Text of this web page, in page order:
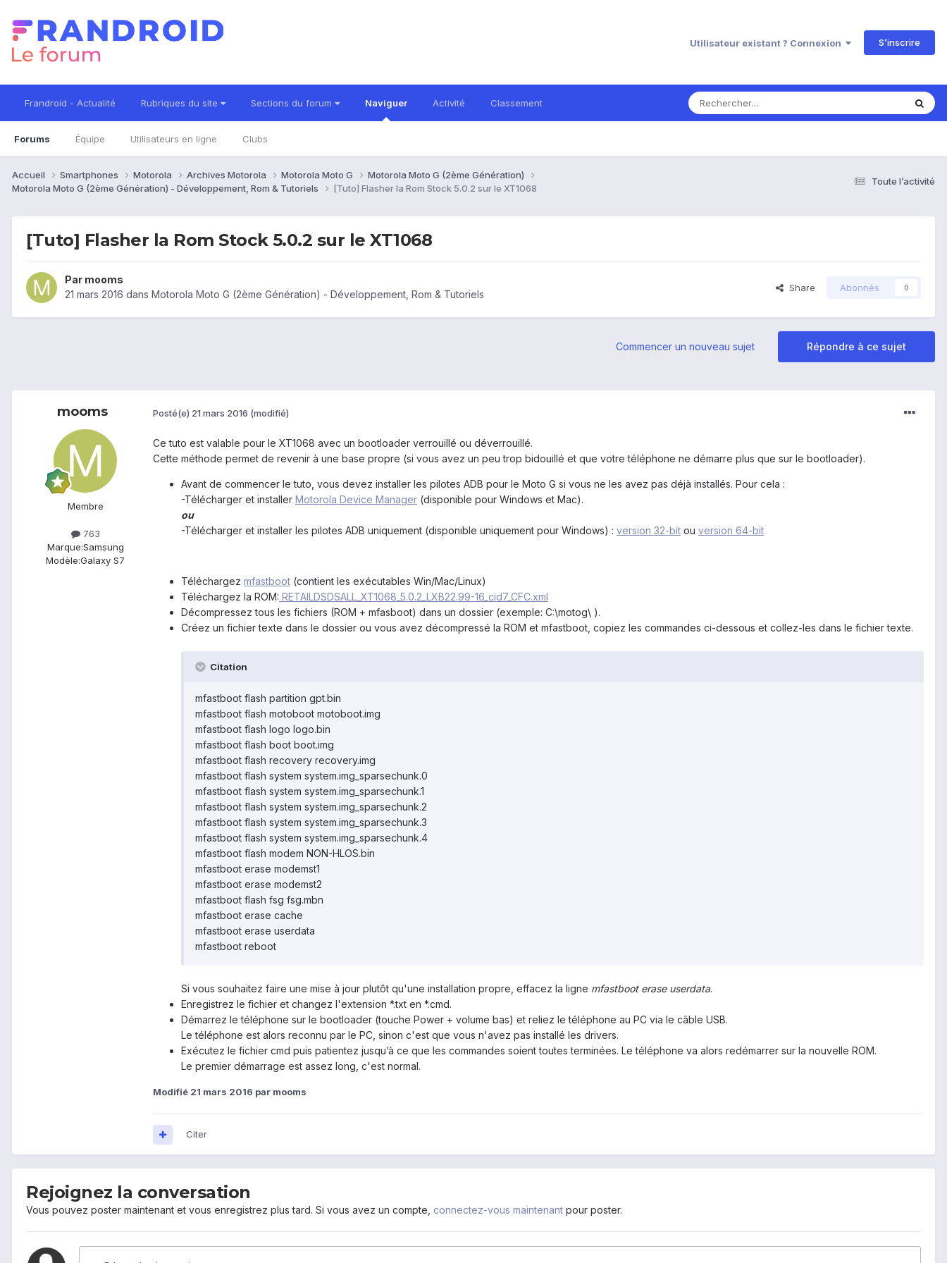
Utilisateur existant ? Connexion S’inscrire
Frandroid - Actualité Rubriques du site Sections du forum Naviguer
Forums Équipe Utilisateurs en ligne Clubs
Activité Classement
Toute l’activité
Accueil Smartphones Motorola Archives Motorola Motorola Moto G
Motorola Moto G (2ème Génération)
Motorola Moto G (2ème Génération) - Développement, Rom & Tutoriels
[Tuto] Flasher la Rom Stock 5.0.2 sur le XT1068
[Tuto] Flasher la Rom Stock 5.0.2 sur le XT1068
Par mooms
21 mars 2016 dans Motorola Moto G (2ème Génération) - Développement, Rom & Tutoriels
Share Abonnés 0
Répondre à ce sujet
Commencer un nouveau sujet
mooms
Membre
763
Marque:Samsung
Modèle:Galaxy S7
Posté(e) 21 mars 2016 (modifié)
Ce tuto est valable pour le XT1068 avec un bootloader verrouillé ou déverrouillé.
Cette méthode permet de revenir à une base propre (si vous avez un peu trop bidouillé et que votre téléphone ne démarre plus que sur le bootloader).
Avant de commencer le tuto, vous devez installer les pilotes ADB pour le Moto G si vous ne les avez pas déjà installés. Pour cela :
-Télécharger et installer Motorola Device Manager (disponible pour Windows et Mac).
ou
-Télécharger et installer les pilotes ADB uniquement (disponible uniquement pour Windows) : version 32-bit ou version 64-bit
Téléchargez mfastboot (contient les exécutables Win/Mac/Linux)
Téléchargez la ROM: RETAILDSDSALL_XT1068_5.0.2_LXB22.99-16_cid7_CFC.xml
Décompressez tous les fichiers (ROM + mfasboot) dans un dossier (exemple: C:\motog\ ).
Créez un fichier texte dans le dossier ou vous avez décompressé la ROM et mfastboot, copiez les commandes ci-dessous et collez-les dans le fichier texte.
Citation
mfastboot flash partition gpt.bin
mfastboot flash motoboot motoboot.img
mfastboot flash logo logo.bin
mfastboot flash boot boot.img
mfastboot flash recovery recovery.img
mfastboot flash system system.img_sparsechunk.0
mfastboot flash system system.img_sparsechunk.1
mfastboot flash system system.img_sparsechunk.2
mfastboot flash system system.img_sparsechunk.3
mfastboot flash system system.img_sparsechunk.4
mfastboot flash modem NON-HLOS.bin
mfastboot erase modemst1
mfastboot erase modemst2
mfastboot flash fsg fsg.mbn
mfastboot erase cache
mfastboot erase userdata
mfastboot reboot
Si vous souhaitez faire une mise à jour plutôt qu'une installation propre, effacez la ligne mfastboot erase userdata.
Enregistrez le fichier et changez l'extension *.txt en *.cmd.
Démarrez le téléphone sur le bootloader (touche Power + volume bas) et reliez le téléphone au PC via le câble USB.
Le téléphone est alors reconnu par le PC, sinon c'est que vous n'avez pas installé les drivers.
Exécutez le fichier cmd puis patientez jusqu’à ce que les commandes soient toutes terminées. Le téléphone va alors redémarrer sur la nouvelle ROM.
Le premier démarrage est assez long, c'est normal.
Modifié 21 mars 2016 par mooms
Citer
Rejoignez la conversation
Vous pouvez poster maintenant et vous enregistrez plus tard. Si vous avez un compte, connectez-vous maintenant pour poster.